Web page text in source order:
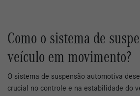
Como o sistema de
veículo em movimento?
O sistema de suspensão automotiva
crucial no controle e na estabilidade do